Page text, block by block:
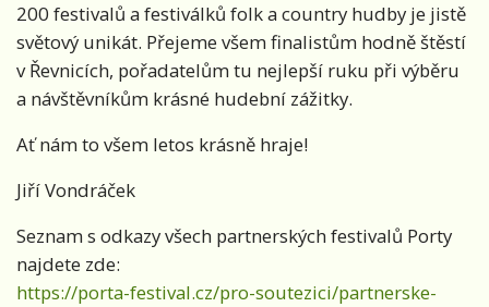
200 festivalů a festiválků folk a country hudby je jistě
světový unikát. Přejeme všem finalistům hodně štěstí
v Řevnicích, pořadatelům tu nejlepší ruku při výběru
a návštěvníkům krásné hudební zážitky.
Ať nám to všem letos krásně hraje!
Jiří Vondráček
Seznam s odkazy všech partnerských festivalů Porty
najdete zde:
https://porta-festival.cz/pro-soutezici/partnerske-